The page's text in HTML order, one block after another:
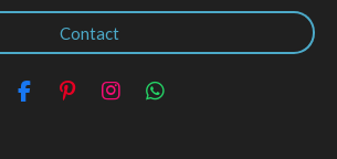
Contact
F
P
I
W